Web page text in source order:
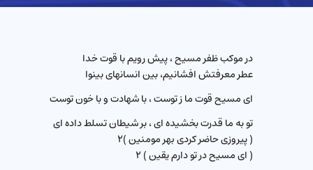
در موكب ظفر مسيح ، پیش رویم با قوت خدا
عطر معرفتش افشانیم، بین انسانهای بینوا
ای مسیح قوت ما ز توست ، با شهادت و با خون توست
تو به ما قدرت بخشیده ای ، بر شیطان تسلط داده ای
( پیروزی حاضر کردی بهر مومنین )۲
( ای مسیح در تو دارم يقين ) ۲